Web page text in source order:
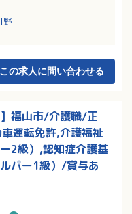
学校行事や病気など、突
す！子育て中の職員多数
野
この求人に問い合わせる
】福山市/介護職/正
運転免許,介護福祉
2級）,認知症介護基
パー1級）/賞与あ